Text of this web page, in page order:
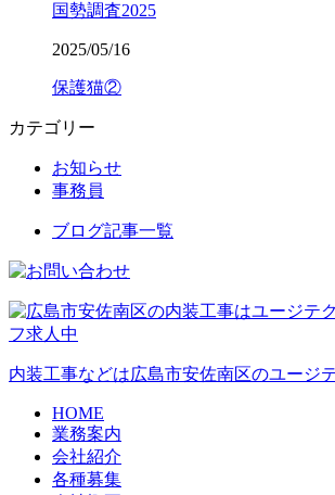
国勢調査2025
2025/05/16
保護猫②
カテゴリー
お知らせ
事務員
ブログ記事一覧
内装工事などは広島市安佐南区のユージ
HOME
業務案内
会社紹介
各種募集